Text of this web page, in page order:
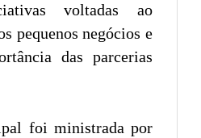
voltadas ao
pequenos negócios e
das parcerias
foi ministrada por